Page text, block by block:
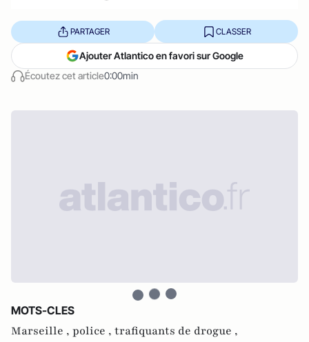
Écoutez cet article0:00min
PARTAGER CLASSER
Ajouter Atlantico en favori sur Google
MOTS-CLES
Marseille , police , trafiquants de drogue ,